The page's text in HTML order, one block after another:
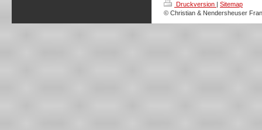
Druckversion | Sitemap
© Christian & Nendersheuser